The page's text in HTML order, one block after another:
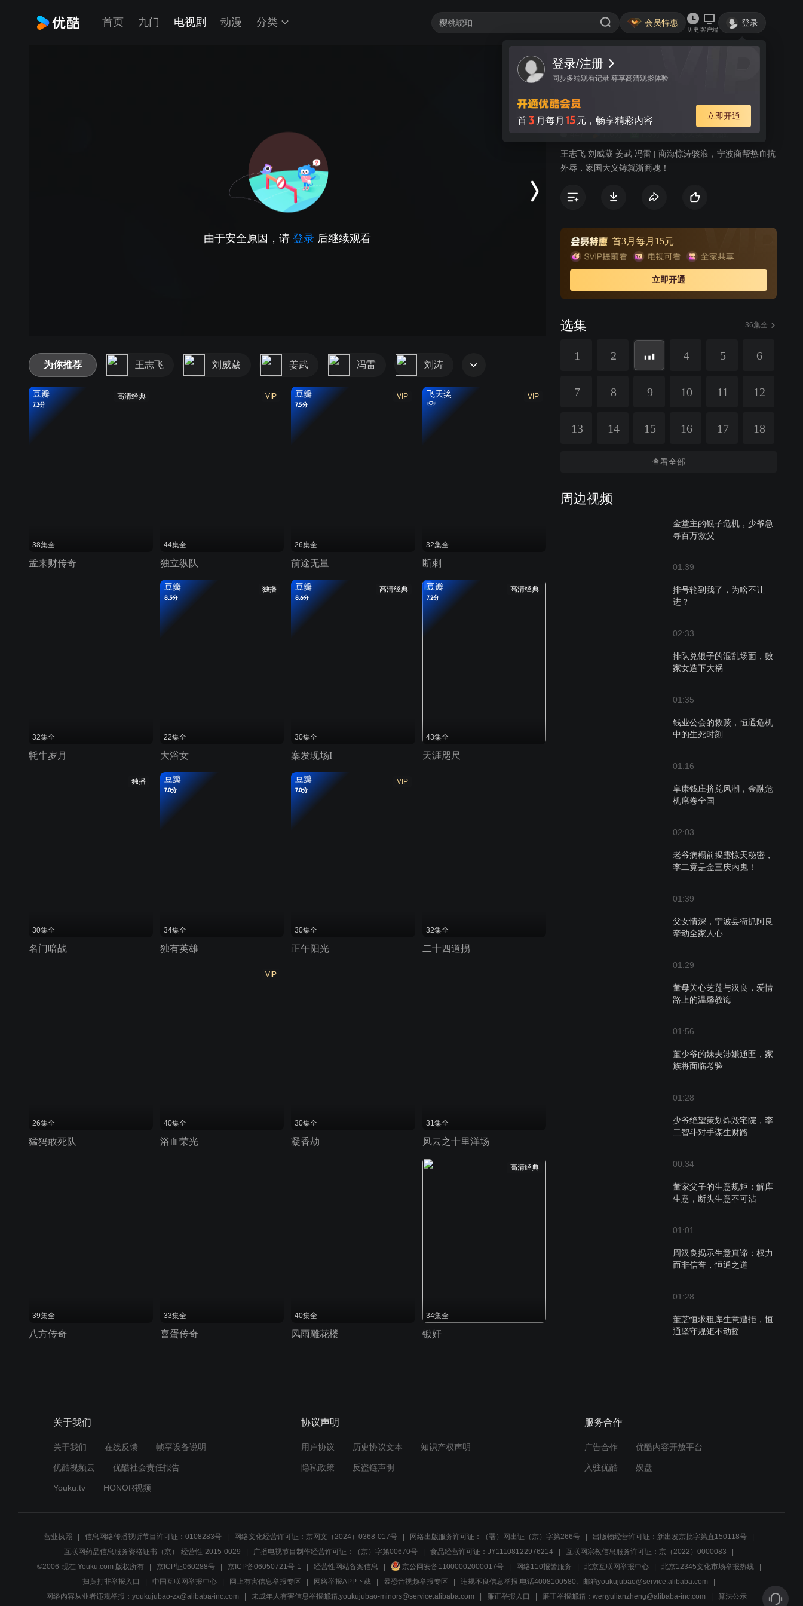
首页 九门 电视剧 动漫 分类 会员特惠
历史 客户端
登录
登录/注册
同步多端观看记录 尊享高清观影体验
首3 月每月 15元，畅享精彩内容 立即开通
由于安全原因，请 登录 后继续观看
视频 讨论
向东是大海
7.3分 飞天奖 商战
王志飞 刘威葳 姜武 冯雷 | 商海惊涛骇浪，宁波商帮热血抗
外辱，家国大义铸就浙商魂！
首3月每月15元
立即开通
选集 36集全
1 2 4 5 6
7 8 9 10 11 12
13 14 15 16 17 18
查看全部
周边视频
金堂主的银子危机，少爷急
寻百万救父
01:39
排号轮到我了，为啥不让
进？
02:33
排队兑银子的混乱场面，败
家女造下大祸
01:35
钱业公会的救赎，恒通危机
中的生死时刻
01:16
阜康钱庄挤兑风潮，金融危
机席卷全国
02:03
老爷病榻前揭露惊天秘密，
李二竟是金三庆内鬼！
01:39
父女情深，宁波县衙抓阿良
牵动全家人心
01:29
董母关心芝莲与汉良，爱情
路上的温馨教诲
01:56
董少爷的妹夫涉嫌通匪，家
族将面临考验
01:28
少爷绝望策划炸毁宅院，李
二智斗对手谋生财路
00:34
董家父子的生意规矩：解库
生意，断头生意不可沾
01:01
周汉良揭示生意真谛：权力
而非信誉，恒通之道
01:28
董芝恒求租库生意遭拒，恒
通坚守规矩不动摇
儿子被迫与官府合作，父子
00:36
父子激辩：规矩今时不同往
日，生意场上谁怕谁？
为你推荐 王志飞 刘威葳 姜武 冯雷 刘涛
高清经典
豆瓣
7.3分
38集全
孟来财传奇
VIP
44集全
独立纵队
VIP
豆瓣
7.5分
26集全
前途无量
VIP
飞天奖
32集全
断刺
32集全
牦牛岁月
独播
豆瓣
8.3分
22集全
大浴女
高清经典
豆瓣
8.6分
30集全
案发现场I
高清经典
豆瓣
7.2分
43集全
天涯咫尺
独播
30集全
名门暗战
豆瓣
7.0分
34集全
独有英雄
VIP
豆瓣
7.0分
30集全
正午阳光
32集全
二十四道拐
26集全
猛犸敢死队
VIP
40集全
浴血荣光
30集全
凝香劫
31集全
风云之十里洋场
39集全
八方传奇
33集全
喜蛋传奇
40集全
风雨雕花楼
高清经典
34集全
锄奸
关于我们
关于我们 在线反馈 帧享设备说明
优酷视频云 优酷社会责任报告
Youku.tv HONOR视频
协议声明
用户协议 历史协议文本 知识产权声明
隐私政策 反盗链声明
服务合作
广告合作 优酷内容开放平台
入驻优酷 娱盘
营业执照 信息网络传播视听节目许可证：0108283号 网络文化经营许可证：京网文（2024）0368-017号 网络出版服务许可证：（署）网出证（京）字第266号
出版物经营许可证：新出发京批字第直150118号
互联网药品信息服务资格证书（京）-经营性-2015-0029
广播电视节目制作经营许可证：（京）字第00670号 食品经营许可证：JY11108122976214
互联网宗教信息服务许可证：京（2022）0000083
©2006-现在 Youku.com 版权所有
京ICP证060288号 京ICP备06050721号-1 经营性网站备案信息 京公网安备11000002000017号 网络110报警服务 北京互联网举报中心
北京12345文化市场举报热线
扫黄打非举报入口
中国互联网举报中心 网上有害信息举报专区 网络举报APP下载 暴恐音视频举报专区
违规不良信息举报:电话4008100580、邮箱youkujubao@service.alibaba.com
网络内容从业者违规举报：youkujubao-zx@alibaba-inc.com
未成年人有害信息举报邮箱:youkujubao-minors@service.alibaba.com 廉正举报入口 廉正举报邮箱：wenyulianzheng@alibaba-inc.com 算法公示